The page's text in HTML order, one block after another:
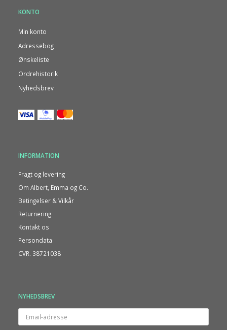
KONTO
Min konto
Adressebog
Ønskeliste
Ordrehistorik
Nyhedsbrev
INFORMATION
Fragt og levering
Om Albert, Emma og Co.
Betingelser & Vilkår
Returnering
Kontakt os
Persondata
CVR. 38721038
NYHEDSBREV
Email-
adresse